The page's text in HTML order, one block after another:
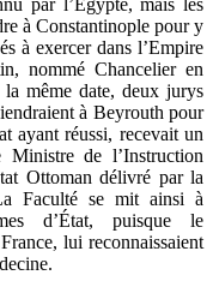
par l’Égypte, mais les
à Constantinople pour y
à exercer dans l’Empire
nommé Chancelier en
même date, deux jurys
à Beyrouth pour
ayant réussi, recevait un
de l’Instruction
Ottoman délivré par la
Faculté se mit ainsi à
d’État, puisque le
lui reconnaissaient